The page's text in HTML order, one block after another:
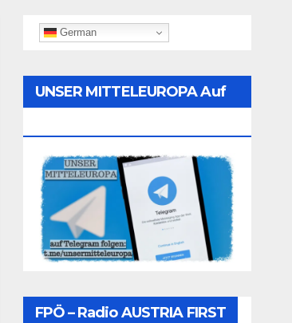
German
UNSER MITTELEUROPA Auf
FPÖ – Radio AUSTRIA FIRST